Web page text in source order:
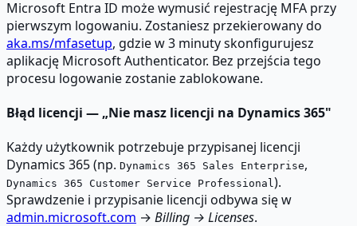
Microsoft Entra ID może wymusić rejestrację MFA przy
pierwszym logowaniu. Zostaniesz przekierowany do
aka.ms/mfasetup, gdzie w 3 minuty skonfigurujesz
aplikację Microsoft Authenticator. Bez przejścia tego
procesu logowanie zostanie zablokowane.
Błąd licencji — „Nie masz licencji na Dynamics 365"
Każdy użytkownik potrzebuje przypisanej licencji
Dynamics 365 (np. Dynamics 365 Sales Enterprise,
Dynamics 365 Customer Service Professional).
Sprawdzenie i przypisanie licencji odbywa się w
admin.microsoft.com → Billing → Licenses.